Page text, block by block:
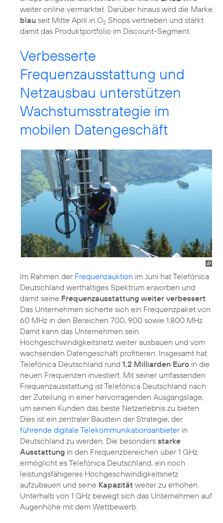
weiter online vermarktet. Darüber hinaus wird die Marke
blau seit Mitte April in O2 Shops vertrieben und stärkt
damit das Produktportfolio im Discount-Segment.
Verbesserte
Frequenzausstattung und
Netzausbau unterstützen
Wachstumsstrategie im
mobilen Datengeschäft
Im Rahmen der Frequenzauktion im Juni hat Telefónica
Deutschland werthaltiges Spektrum erworben und
damit seine Frequenzausstattung weiter verbessert.
Das Unternehmen sicherte sich ein Frequenzpaket von
60 MHz in den Bereichen 700, 900 sowie 1.800 MHz.
Damit kann das Unternehmen sein
Hochgeschwindigkeitsnetz weiter ausbauen und vom
wachsenden Datengeschäft profitieren. Insgesamt hat
Telefónica Deutschland rund 1,2 Milliarden Euro in die
neuen Frequenzen investiert. Mit seiner umfassenden
Frequenzausstattung ist Telefónica Deutschland nach
der Zuteilung in einer hervorragenden Ausgangslage,
um seinen Kunden das beste Netzerlebnis zu bieten.
Dies ist ein zentraler Baustein der Strategie, der
führende digitale Telekommunikationsanbieterin
Deutschland zu werden. Die besonders starke
Ausstattung in den Frequenzbereichen über 1 GHz
ermöglicht es Telefónica Deutschland, ein noch
leistungsfähigeres Hochgeschwindigkeitsnetz
aufzubauen und seine Kapazität weiter zu erhöhen.
Unterhalb von 1 GHz bewegt sich das Unternehmen auf
Augenhöhe mit dem Wettbewerb.